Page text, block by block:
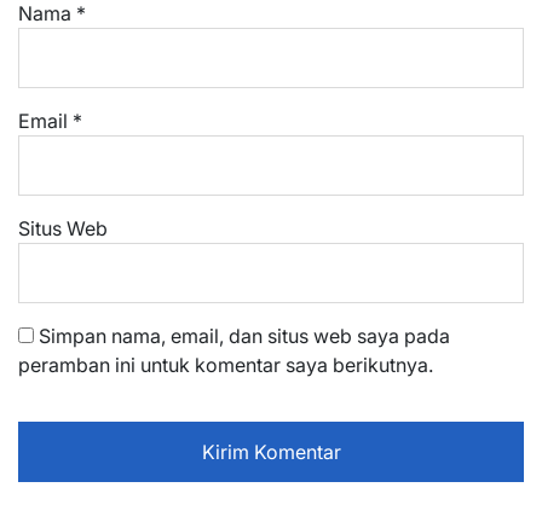
Nama *
Email *
Situs Web
Simpan nama, email, dan situs web saya pada
peramban ini untuk komentar saya berikutnya.